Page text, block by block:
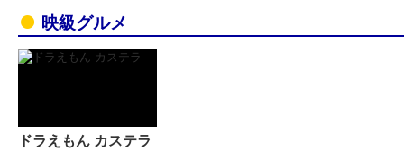
映級グルメ
ドラえもん カステラ